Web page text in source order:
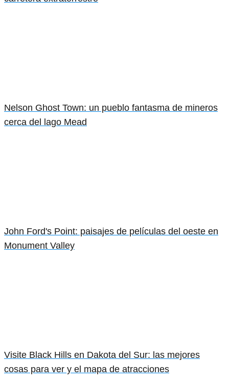
Nelson Ghost Town: un pueblo fantasma de mineros
cerca del lago Mead
John Ford's Point: paisajes de películas del oeste en
Monument Valley
Visite Black Hills en Dakota del Sur: las mejores
cosas para ver y el mapa de atracciones